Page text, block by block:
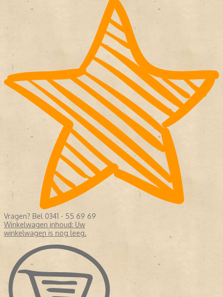
Vragen? Bel 0341 - 55 69 69
Winkelwagen inhoud: Uw
winkelwagen is nog leeg.